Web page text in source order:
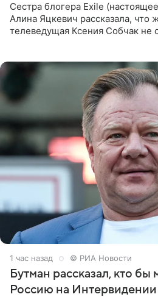
Сестра блогера Exile
Алина Яцкевич рассказала, что
телеведущая Ксения Собчак не
1 час назад © РИА Новости
Бутман рассказал, кто бы
Россию на Интервидении